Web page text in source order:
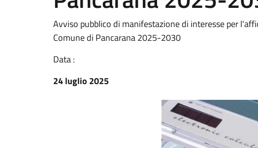
Avviso pubblico di manifestazione di interesse per
Comune di Pancarana 2025-2030
Data :
24 luglio 2025